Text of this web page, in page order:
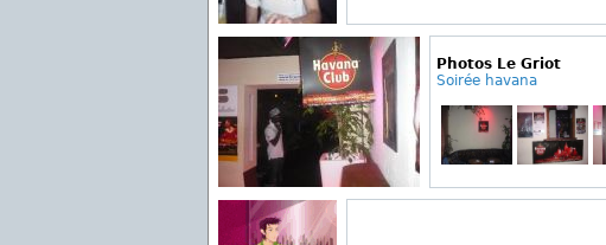
Photos Le Griot
Soirée havana